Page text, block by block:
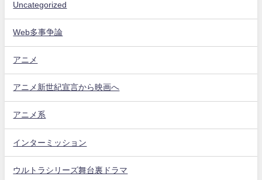
Uncategorized
Web多事争論
アニメ
アニメ新世紀宣言から映画へ
アニメ系
インターミッション
ウルトラシリーズ舞台裏ドラマ